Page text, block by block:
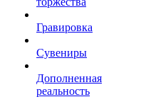
Гравировка
Сувениры
Дополненная
реальность